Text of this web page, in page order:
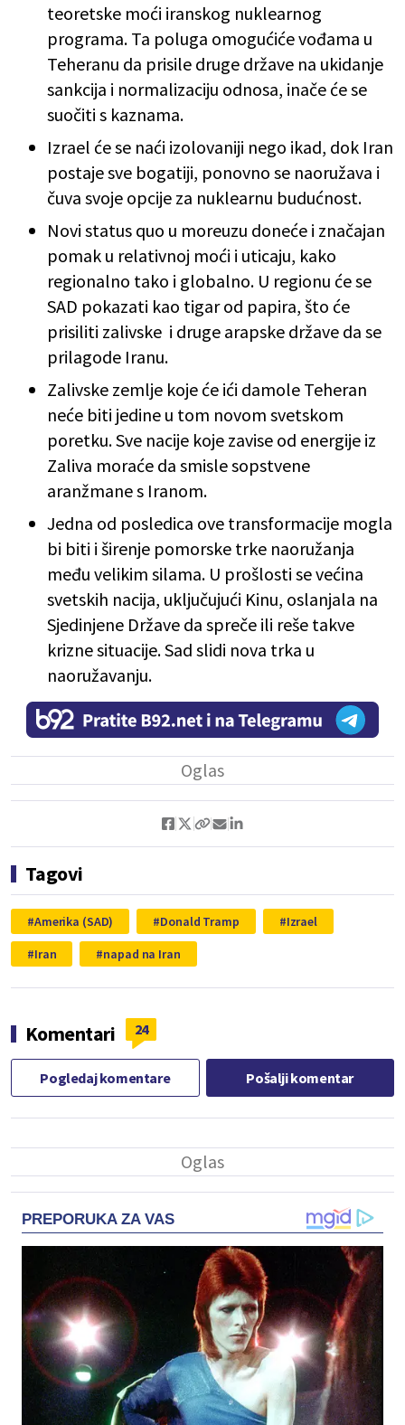
teoretske moći iranskog nuklearnog
programa. Ta poluga omogućiće vođama u
Teheranu da prisile druge države na ukidanje
sankcija i normalizaciju odnosa, inače će se
suočiti s kaznama.
Izrael će se naći izolovaniji nego ikad, dok Iran
postaje sve bogatiji, ponovno se naoružava i
čuva svoje opcije za nuklearnu budućnost.
Novi status quo u moreuzu doneće i značajan
pomak u relativnoj moći i uticaju, kako
regionalno tako i globalno. U regionu će se
SAD pokazati kao tigar od papira, što će
prisiliti zalivske i druge arapske države da se
prilagode Iranu.
Zalivske zemlje koje će ići damole Teheran
neće biti jedine u tom novom svetskom
poretku. Sve nacije koje zavise od energije iz
Zaliva moraće da smisle sopstvene
aranžmane s Iranom.
Jedna od posledica ove transformacije mogla
bi biti i širenje pomorske trke naoružanja
među velikim silama. U prošlosti se većina
svetskih nacija, uključujući Kinu, oslanjala na
Sjedinjene Države da spreče ili reše takve
krizne situacije. Sad slidi nova trka u
naoružavanju.
Tagovi
Amerika (SAD) Donald Tramp
Izrael
Iran
napad na Iran
Komentari 24
Pogledaj komentare Pošalji komentar
PREPORUKA ZA VAS